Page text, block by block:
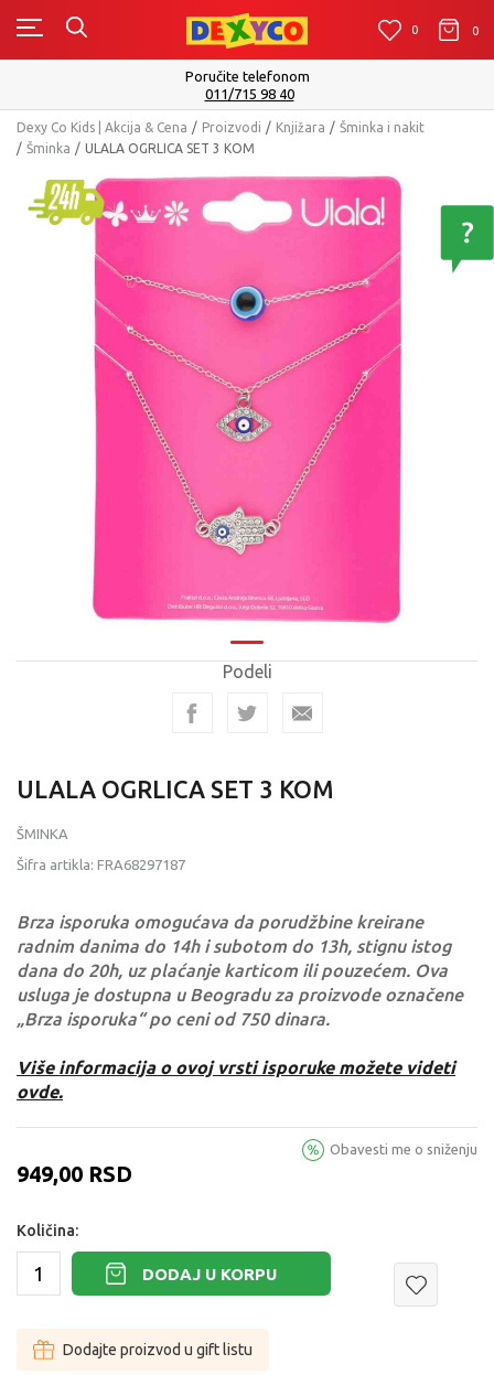
0 0 0
Poručite telefonom
011/715 98 40
Dexy Co Kids | Akcija & Cena Proizvodi Knjižara
Šminka i nakit
Šminka
ULALA OGRLICA SET 3 KOM
Podeli
ULALA OGRLICA SET 3 KOM
ŠMINKA
Šifra artikla: FRA68297187
Brza isporuka omogućava da porudžbine kreirane
radnim danima do 14h i subotom do 13h, stignu istog
dana do 20h, uz plaćanje karticom ili pouzećem. Ova
usluga je dostupna u Beogradu za proizvode označene
„Brza isporuka“ po ceni od 750 dinara.
Više informacija o ovoj vrsti isporuke možete videti
ovde.
949,00 RSD
Obavesti me o sniženju
Količina:
DODAJ U KORPU
Dodajte proizvod u gift listu